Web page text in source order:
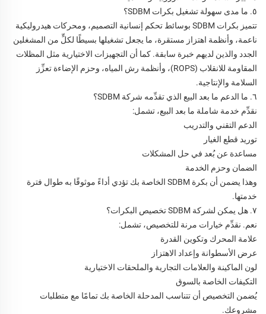
٥. ما مدى سهولة تشغيل بكرات SDBM؟
تتميز بكرات SDBM بوسائط تحكم إنسانية التصميم، ومحركات هيدروليكية
ناعمة، وأنظمة اهتزاز مستقرة، ما يجعل تشغيلها بسيطًا لكلٍّ من المشغلين
الجدد والذين لديهم خبرة سابقة. كما أن التجهيزات الاختيارية مثل المظلات
المقاومة للانقلاب (ROPS)، وأنظمة رش المياه، وحزم الإضاءة تعزِّز
السلامة والإنتاجية.
٦. ما الدعم ما بعد البيع الذي تقدِّمه شركة SDBM؟
نقدِّم خدمة شاملة ما بعد البيع، تشمل:
الدعم التقني والتدريب
توريد قطع الغيار
مساعدة عن بُعد في حل المشكلات
الضمان وحزم الخدمة
وهذا يضمن أن بكرة SDBM الخاصة بك تؤدي أداءً موثوقًا به طوال فترة
خدمتها.
٧. هل يمكن لشركة SDBM تخصيص البكرات؟
نعم. نقدِّم خيارات مرنة للتخصيص، تشمل:
علامة المحرك وتكوين القدرة
عرض الأسطوانة وإعداد الاهتزاز
لون الماكينة والعلامات التجارية والملحقات الاختيارية
التكيفات الخاصة بالسوق
يُضمن التخصيص أن تتناسب المدحلة الخاصة بك تمامًا مع متطلبات
مشروعك.